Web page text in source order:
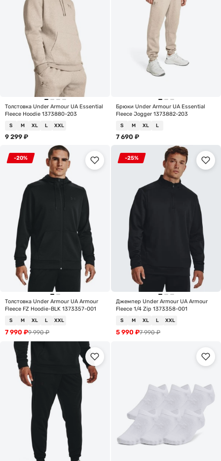
Толстовка Under Armour UA Essential
Fleece Hoodie 1373880-203
S M XL L XXL
9 299 ₽
Брюки Under Armour UA Essential
Fleece Jogger 1373882-203
S M XL L
7 690 ₽
-20%
Толстовка Under Armour UA Armour
Fleece FZ Hoodie-BLK 1373357-001
S M XL L XXL
9 990₽
7 990 ₽
-25%
Джемпер Under Armour UA Armour
Fleece 1/4 Zip 1373358-001
S M XL L XXL
7 990₽
5 990 ₽